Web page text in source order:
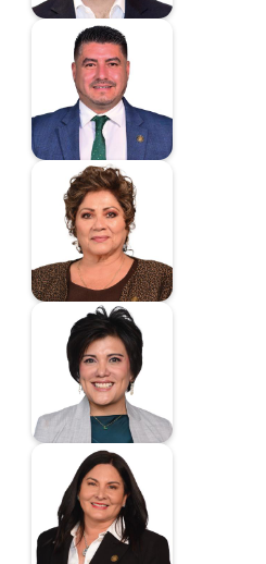
Ramírez Ramos
Antonio de Jesús
Diputado
Salomón Durán Ciria
Yamile
Diputada
Sánchez Juárez
Claudia
Diputada
Santana González
Ana Erika
Diputada